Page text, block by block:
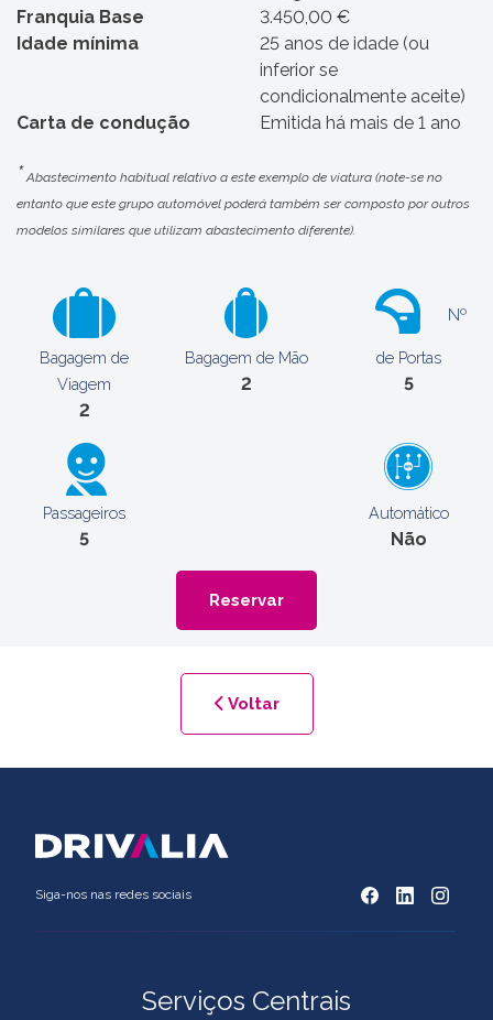
Franquia Base
3.450,00 €
Idade mínima
25 anos de idade (ou
inferior se
condicionalmente aceite)
Carta de condução
Emitida há mais de 1 ano
*Abastecimento habitual relativo a este exemplo de viatura (note-se no
entanto que este grupo automóvel poderá também ser composto por outros
modelos similares que utilizam abastecimento diferente).
Bagagem de
Viagem
2
Bagagem de Mão
2
Nº
de Portas
5
Passageiros
5
Automático
Não
Reservar
Voltar
Siga-nos nas redes sociais
Serviços Centrais